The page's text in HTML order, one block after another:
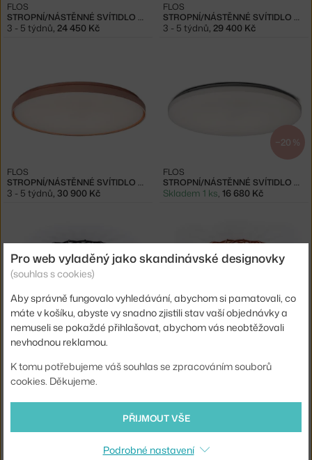
STROPNÍ/NÁSTĚNNÉ SVÍTIDLO CLARA, FUMÉE
FLOS
3 - 5 týdnů, 24 450 Kč
STROPNÍ/NÁSTĚNNÉ SVÍTIDLO CLARA, CHROME
FLOS
3 - 5 týdnů, 29 400 Kč
STROPNÍ/NÁSTĚNNÉ SVÍTIDLO CLARA, COPPER
FLOS
3 - 5 týdnů, 30 900 Kč
−20 %
STROPNÍ/NÁSTĚNNÉ SVÍTIDLO CLARA, WHITE
FLOS
Skladem 1 ks, 16 680 Kč
FLOS FLOS
Pro web vyladěný jako skandinávské designovky
(souhlas s cookies)
Aby správně fungovalo vyhledávání, abychom si pamatovali, co
máte v košíku, abyste vy snadno zjistili stav vaší objednávky a
nemuseli se pokaždé přihlašovat, abychom vás neobtěžovali
nevhodnou reklamou.
K tomu potřebujeme váš souhlas se zpracováním souborů
cookies. Děkujeme.
PŘIJMOUT VŠE
Podrobné nastavení